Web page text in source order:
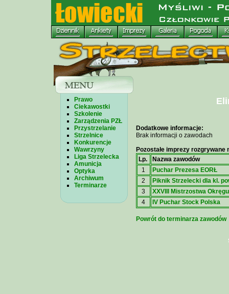
Prawo
Ciekawostki
Szkolenie
Zarządzenia PZŁ
Przystrzelanie
Strzelnice
Konkurencje
Wawrzyny
Liga Strzelecka
Amunicja
Optyka
Archiwum
Terminarze
Dodatkowe informacje:
Brak informacji o zawodach
Pozostałe imprezy rozgrywane
Lp.
Nazwa zawodów
1
Puchar Prezesa EORŁ
2
Piknik Strzelecki dla kl.
3
XXVIII Mistrzostwa
4
IV Puchar Stock Polska
Powrót do terminarza zawodów